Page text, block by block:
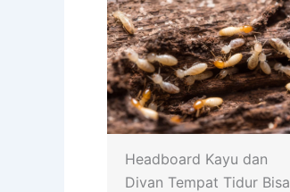
Headboard Kayu dan
Divan Tempat Tidur Bisa